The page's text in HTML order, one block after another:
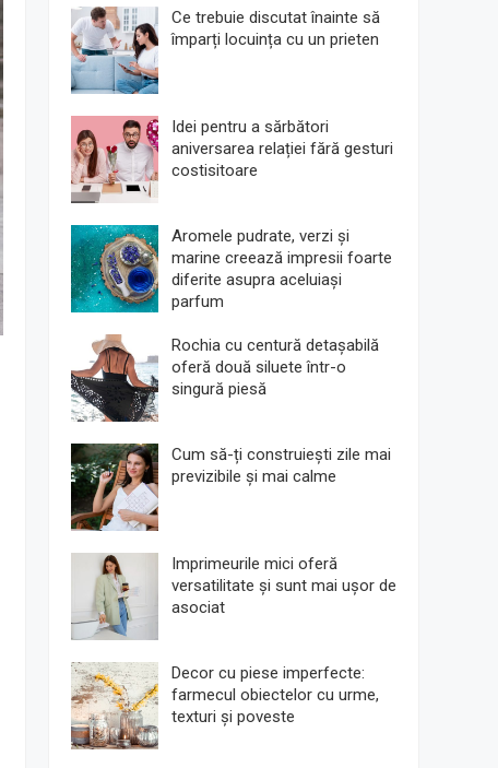
Ce trebuie discutat înainte să
împarți locuința cu un prieten
Idei pentru a sărbători
aniversarea relației fără gesturi
costisitoare
Aromele pudrate, verzi și
marine creează impresii foarte
diferite asupra aceluiași
parfum
Rochia cu centură detașabilă
oferă două siluete într-o
singură piesă
Cum să-ți construiești zile mai
previzibile și mai calme
Imprimeurile mici oferă
versatilitate și sunt mai ușor de
asociat
Decor cu piese imperfecte:
farmecul obiectelor cu urme,
texturi și poveste